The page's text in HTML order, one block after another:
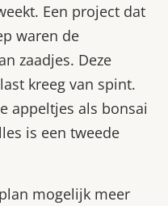
Een project dat
waren de
zaadjes. Deze
kreeg van spint.
appeltjes als bonsai
is een tweede
mogelijk meer